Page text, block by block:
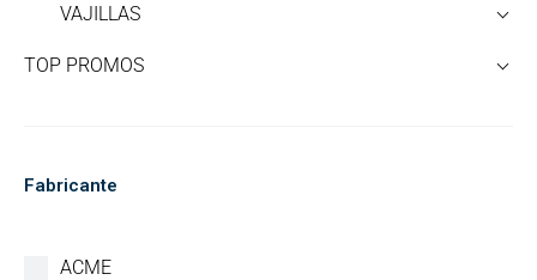
VAJILLAS
TOP PROMOS
Fabricante
ACME